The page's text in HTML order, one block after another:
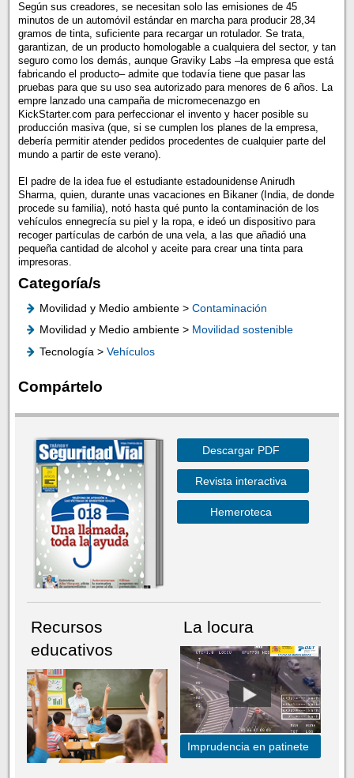
Según sus creadores, se necesitan solo las emisiones de 45
minutos de un automóvil estándar en marcha para producir 28,34
gramos de tinta, suficiente para recargar un rotulador. Se trata,
garantizan, de un producto homologable a cualquiera del sector, y tan
seguro como los demás, aunque Graviky Labs –la empresa que está
fabricando el producto– admite que todavía tiene que pasar las
pruebas para que su uso sea autorizado para menores de 6 años. La
empre lanzado una campaña de micromecenazgo en
KickStarter.com para perfeccionar el invento y hacer posible su
producción masiva (que, si se cumplen los planes de la empresa,
debería permitir atender pedidos procedentes de cualquier parte del
mundo a partir de este verano).
El padre de la idea fue el estudiante estadounidense Anirudh
Sharma, quien, durante unas vacaciones en Bikaner (India, de donde
procede su familia), notó hasta qué punto la contaminación de los
vehículos ennegrecía su piel y la ropa, e ideó un dispositivo para
recoger partículas de carbón de una vela, a las que añadió una
pequeña cantidad de alcohol y aceite para crear una tinta para
impresoras.
Categoría/s
Movilidad y Medio ambiente > Contaminación
Movilidad y Medio ambiente > Movilidad sostenible
Tecnología > Vehículos
Compártelo
Descargar PDF
Revista interactiva
Hemeroteca
Recursos
educativos
La locura
Imprudencia en patinete